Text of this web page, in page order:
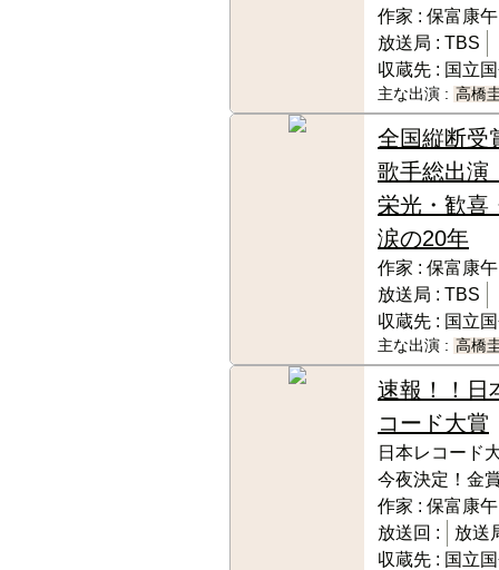
作家 : 保富康午
放送局 : TBS
収蔵先 : 国立
主な出演 : 高橋
全国縦断受
歌手総出
栄光・歓喜
涙の20年
作家 : 保富康午
放送局 : TBS
収蔵先 : 国立
主な出演 : 高橋
速報！！日
コード大賞
日本レコー
今夜決定！金
作家 : 保富康
放送回 :
放送
収蔵先 : 国立